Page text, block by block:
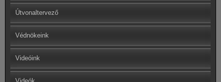
Útvonaltervező
Védnökeink
Videóink